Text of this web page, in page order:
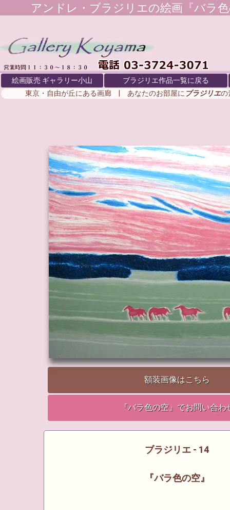
アンドレ・ブラジリエの絵画『バラ
絵画販売 ギャラリー小山
ブラジリエ作品一覧に戻る
東京・自由が丘にある画廊 | あなたのお部屋に ブラジリエの
額装画像はこちら
『バラ色の空』でお問い合わ
ブラジリエ - 14
『バラ色の空』